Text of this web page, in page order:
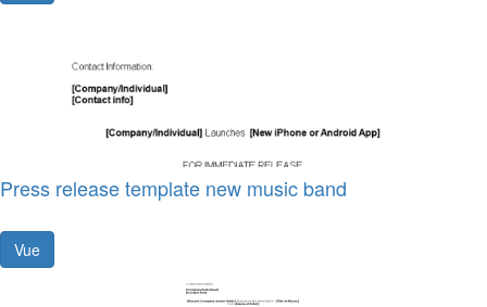
Press release template new music band
Vue